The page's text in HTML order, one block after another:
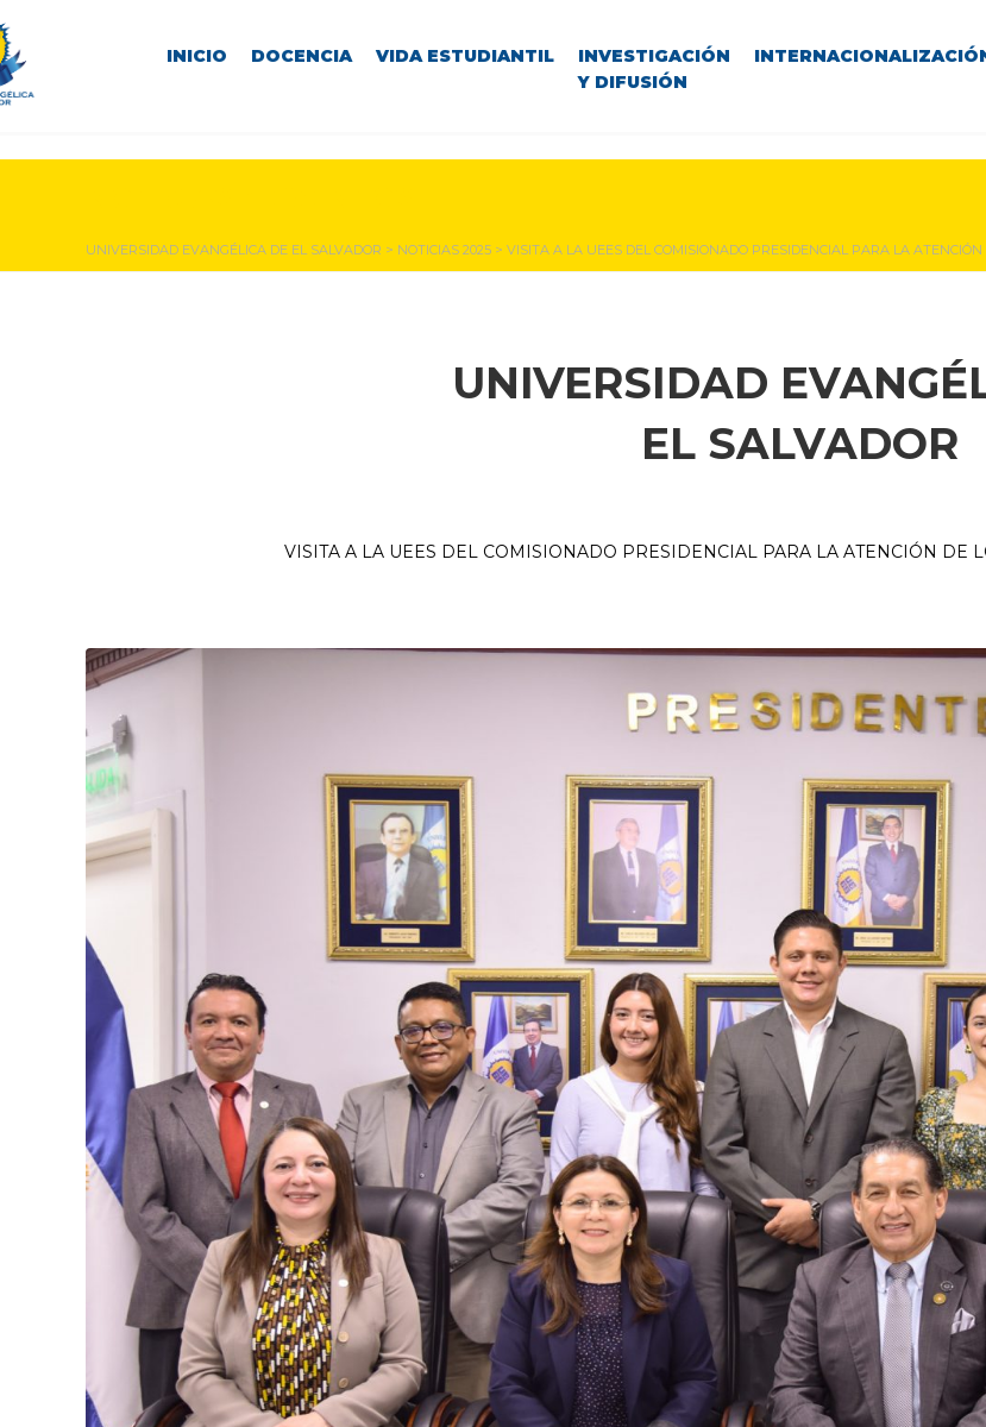
INICIO DOCENCIA VIDA ESTUDIANTIL
INVESTIGACIÓN
Y DIFUSIÓN
UNIVERSIDAD EVANGÉLICA DE EL SALVADOR > NOTICIAS 2025 > VISITA A LA UEES DEL COMISIONADO PRESIDENCIAL PARA LA
UNIVERSIDAD
EL SALVADOR
VISITA A LA UEES DEL COMISIONADO PRESIDENCIAL PARA LA ATENCIÓN DE